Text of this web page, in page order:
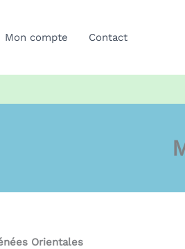
Mon compte Contact
Orientales